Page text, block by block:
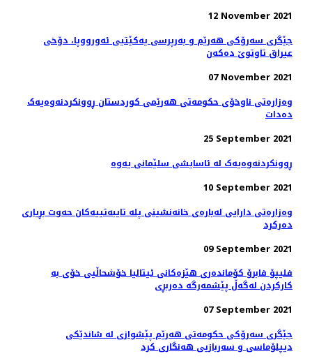
12 November 2021
جێگری سەرۆکی هەرێم و بەرپرسی یەکێتیی ئەورووپا، دۆخى
عيراق تاوتوێ ده‌كه‌ن
07 November 2021
وەزارەتی ناوخۆی حکومەتی هەرێمی کوردستان ڕوونکردنەوەیەک
دەدات
25 September 2021
ڕوونکردنەوەیەک لە ئاسایشی سلێمانی یەوە
10 September 2021
وەزارەتی دارایی لەبارەی خانەنشینی پلە تایبەتییەکان حەوت بڕیاری
دەرکرد
09 September 2021
فلیپۆ فابرۆ کۆماندەری هێزەکانی ئیتالیا خۆشحاڵیی خۆی بە
كاركردن لەگەڵ پێشمەرگە دەربڕی
07 September 2021
جێگری سەرۆکی حکومەتی هەرێم پێشوازی لە شاندێکی
دیپلۆماسی و سەربازیی هەنگاری کرد